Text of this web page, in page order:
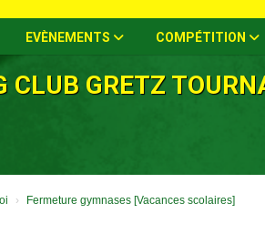
EVÈNEMENTS COMPÉTITION
CLUB GRETZ
Fermeture gymnases [Vacances scolaires]